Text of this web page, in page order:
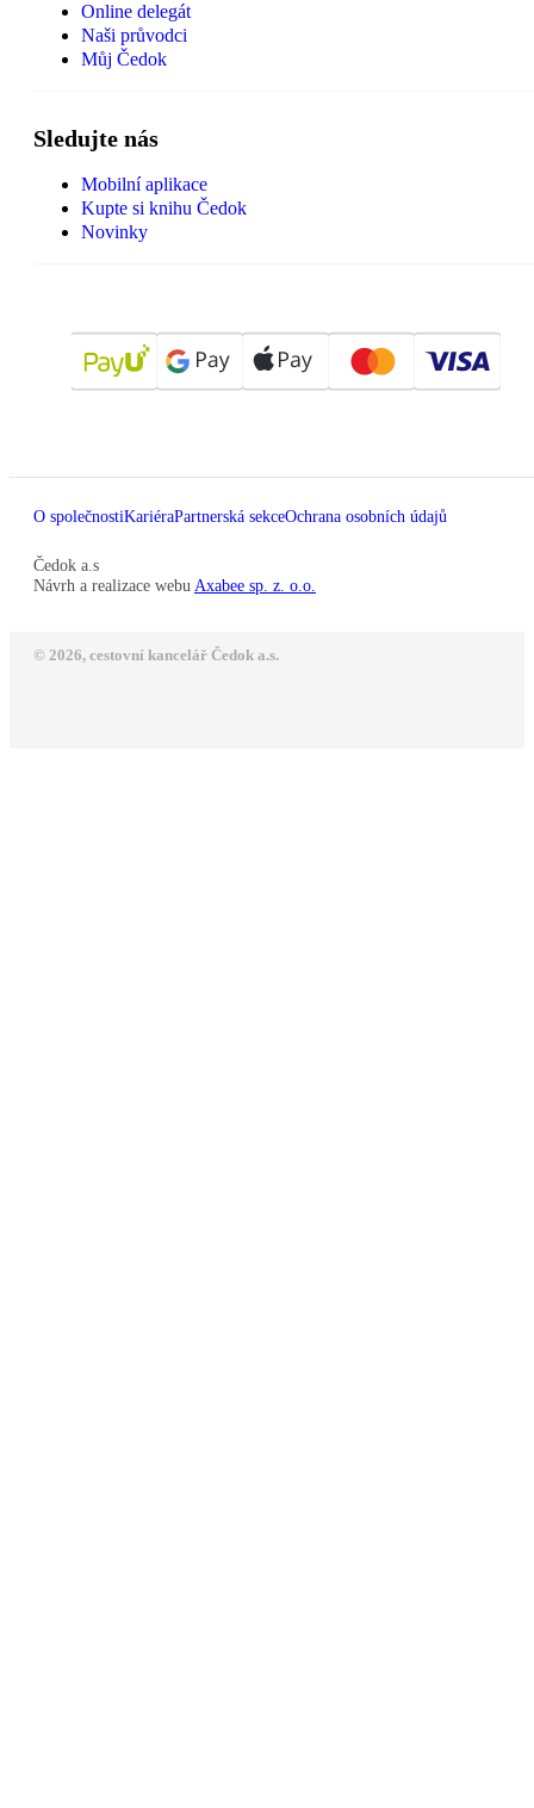
Online delegát
Naši průvodci
Můj Čedok
Sledujte nás
Mobilní aplikace
Kupte si knihu Čedok
Novinky
O společnostiKariéraPartnerská sekceOchrana osobních údajů
Čedok a.s
Návrh a realizace webu Axabee sp. z. o.o.
© 2026, cestovní kancelář Čedok a.s.